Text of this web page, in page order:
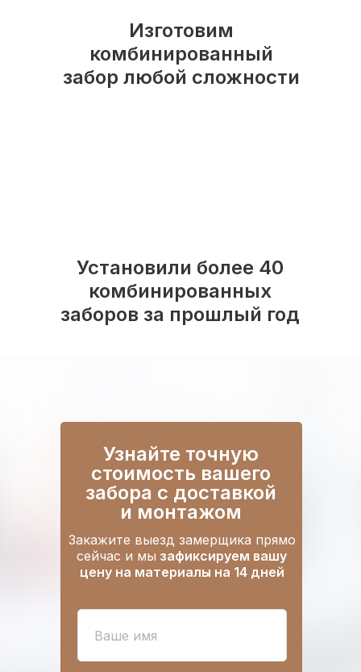
Изготовим
комбинированный
забор любой сложности
Установили более 40
комбинированных
заборов за прошлый год
Узнайте точную
стоимость вашего
забора с доставкой
и монтажом
Закажите выезд замерщика прямо
сейчас и мы зафиксируем вашу
цену на материалы на 14 дней